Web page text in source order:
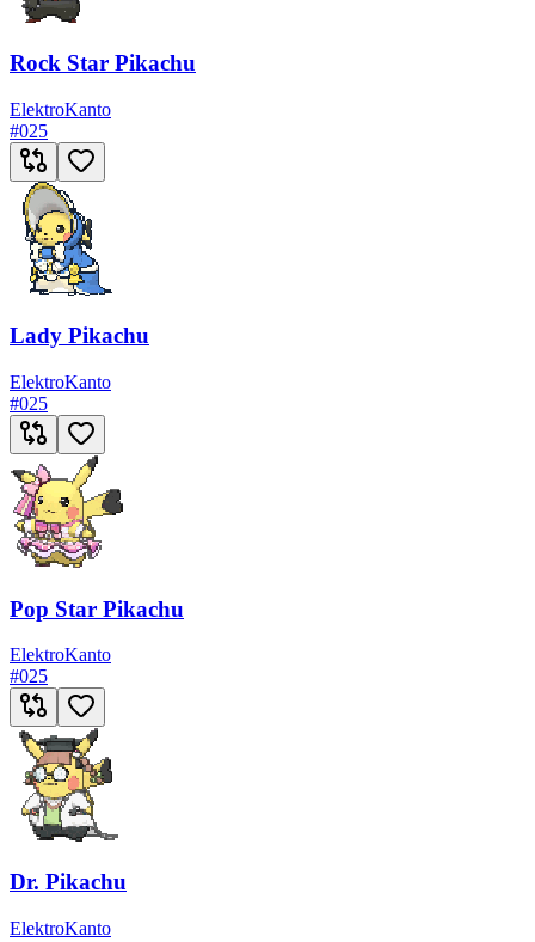
Rock Star Pikachu
ElektroKanto
#025
Lady Pikachu
ElektroKanto
#025
Pop Star Pikachu
ElektroKanto
#025
Dr. Pikachu
ElektroKanto